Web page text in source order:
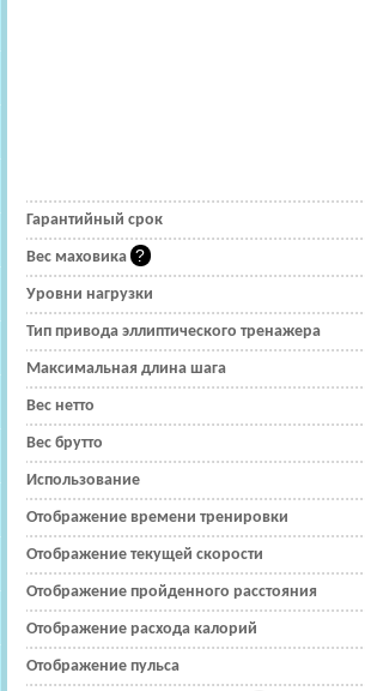
Гарантийный срок
Вес маховика
Уровни нагрузки
Тип привода эллиптического тренажера
Максимальная длина шага
Вес нетто
Вес брутто
Использование
Отображение времени тренировки
Отображение текущей скорости
Отображение пройденного расстояния
Отображение расхода калорий
Отображение пульса